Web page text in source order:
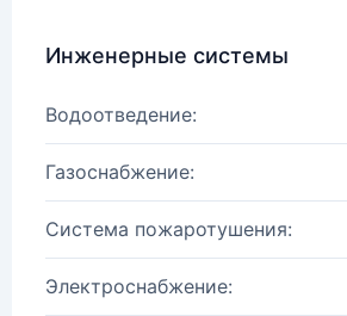
Инженерные системы
Водоотведение:
Газоснабжение:
Система пожаротушения:
Электроснабжение: